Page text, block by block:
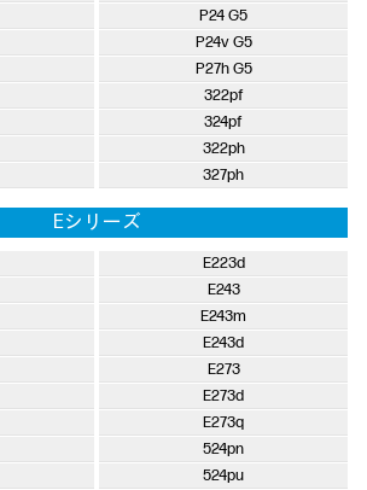
P24 G5
P24v G5
P27h G5
322pf
324pf
322ph
327ph
Eシリーズ
E223d
E243
E243m
E243d
E273
E273d
E273q
524pn
524pu